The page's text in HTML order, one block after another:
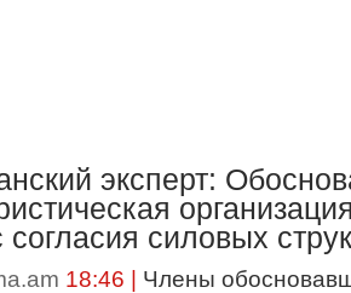
эксперт:
согласия силовых
18:46 | Члены